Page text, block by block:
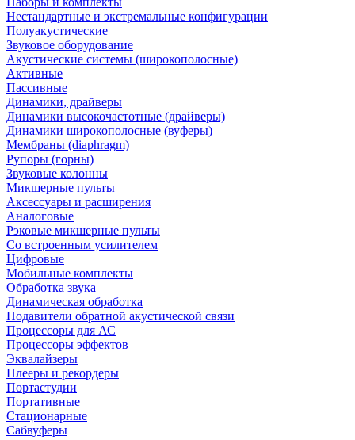
Нестандартные и экстремальные конфигурации
Полуакустические
Звуковое оборудование
Акустические системы (широкополосные)
Активные
Пассивные
Динамики, драйверы
Динамики высокочастотные (драйверы)
Динамики широкополосные (вуферы)
Мембраны (diaphragm)
Рупоры (горны)
Звуковые колонны
Микшерные пульты
Аксессуары и расширения
Аналоговые
Рэковые микшерные пульты
Со встроенным усилителем
Цифровые
Мобильные комплекты
Обработка звука
Динамическая обработка
Подавители обратной акустической связи
Процессоры для АС
Процессоры эффектов
Эквалайзеры
Плееры и рекордеры
Портастудии
Портативные
Стационарные
Сабвуферы